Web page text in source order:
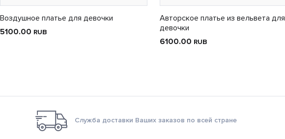
Воздушное платье для девочки
5100.00 RUB
Авторское платье из вельвета для
девочки
6100.00 RUB
Служба доставки Ваших заказов по всей стране